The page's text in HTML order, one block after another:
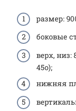
размер:
боковые
верх, низ:
45о);
нижняя